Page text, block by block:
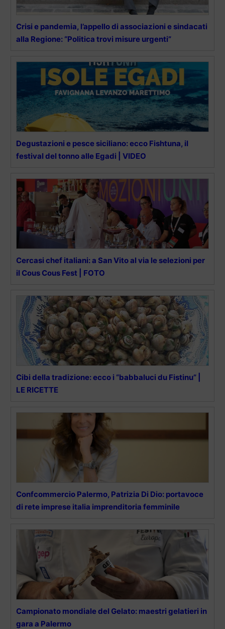
Crisi e pandemia, l’appello di associazioni e sindacati
alla Regione: “Politica trovi misure urgenti”
Degustazioni e pesce siciliano: ecco Fishtuna, il
festival del tonno alle Egadi | VIDEO
Cercasi chef italiani: a San Vito al via le selezioni per
il Cous Cous Fest | FOTO
Cibi della tradizione: ecco i “babbaluci du Fistinu” |
LE RICETTE
Confcommercio Palermo, Patrizia Di Dio: portavoce
di rete imprese italia imprenditoria femminile
Campionato mondiale del Gelato: maestri gelatieri in
gara a Palermo